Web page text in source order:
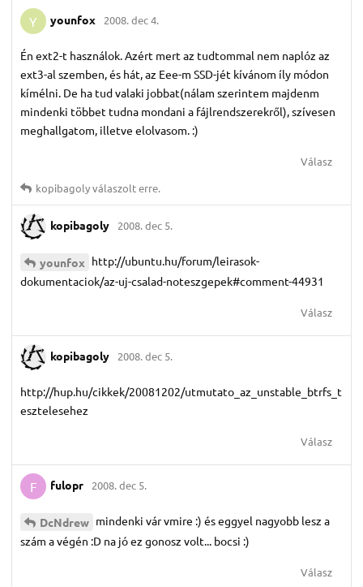
Y younfox 2008. dec 4.
Én ext2-t használok. Azért mert az tudtommal nem naplóz az
ext3-al szemben, és hát, az Eee-m SSD-jét kívánom íly módon
kímélni. De ha tud valaki jobbat(nálam szerintem majdenm
mindenki többet tudna mondani a fájlrendszerekről), szívesen
meghallgatom, illetve elolvasom. :)
Válasz
kopibagolyválaszolt erre.
kopibagoly 2008. dec 5.
younfox http://ubuntu.hu/forum/leirasok-
dokumentaciok/az-uj-csalad-noteszgepek#comment-44931
Válasz
kopibagoly 2008. dec 5.
http://hup.hu/cikkek/20081202/utmutato_az_unstable_btrfs_t
esztelesehez
Válasz
F fulopr 2008. dec 5.
DcNdrew mindenki vár vmire :) és eggyel nagyobb lesz a
szám a végén :D na jó ez gonosz volt... bocsi :)
Válasz